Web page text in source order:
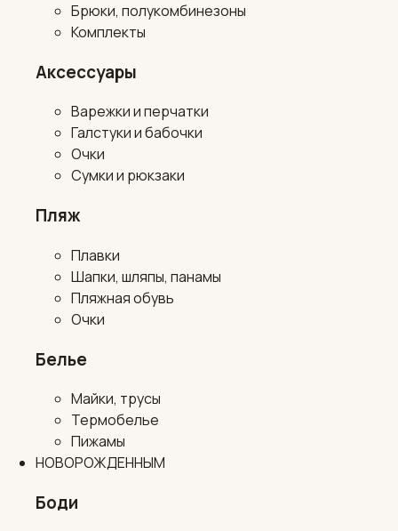
Брюки, полукомбинезоны
Комплекты
Аксессуары
Варежки и перчатки
Галстуки и бабочки
Очки
Сумки и рюкзаки
Пляж
Плавки
Шапки, шляпы, панамы
Пляжная обувь
Очки
Белье
Майки, трусы
Термобелье
Пижамы
НОВОРОЖДЕННЫМ
Боди